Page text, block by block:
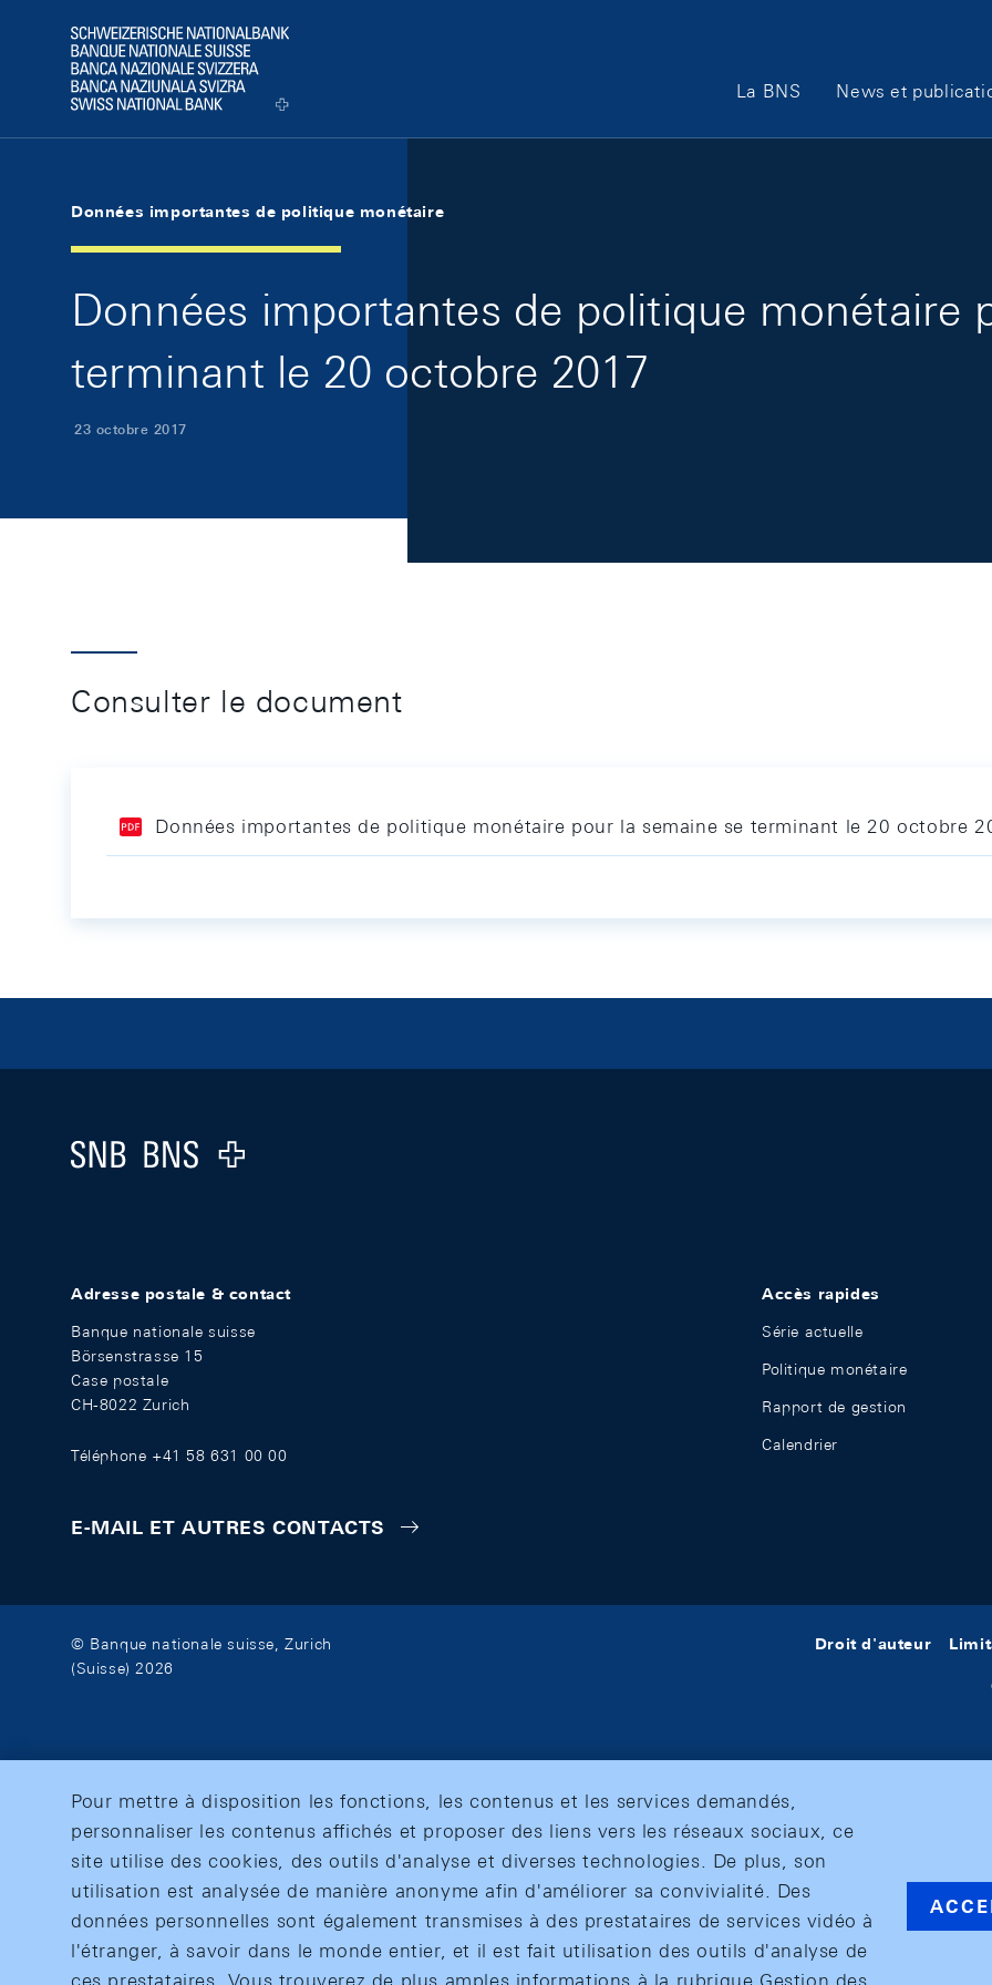
Logo
Main Navigation
La BNS News et
Données importantes de politique monétaire
Données importantes de politique monétaire
terminant le 20 octobre 2017
23 octobre 2017
Consulter le document
Données importantes de politique monétaire pour la semaine se terminant le 20 octobre
Logo
Adresse postale & contact
Banque nationale suisse
Börsenstrasse 15
Case postale
CH-8022 Zurich
Téléphone +41 58 631 00 00
E-MAIL ET AUTRES CONTACTS
Accès rapides
Série actuelle
Politique monétaire
Rapport de gestion
Calendrier
© Banque nationale suisse, Zurich
(Suisse) 2026
Droit d'auteur
Pour mettre à disposition les fonctions, les contenus et les services demandés,
personnaliser les contenus affichés et proposer des liens vers les réseaux sociaux, ce
site utilise des cookies, des outils d'analyse et diverses technologies. De plus, son
utilisation est analysée de manière anonyme afin d'améliorer sa convivialité. Des
données personnelles sont également transmises à des prestataires de services vidéo à
l'étranger, à savoir dans le monde entier, et il est fait utilisation des outils d'analyse de